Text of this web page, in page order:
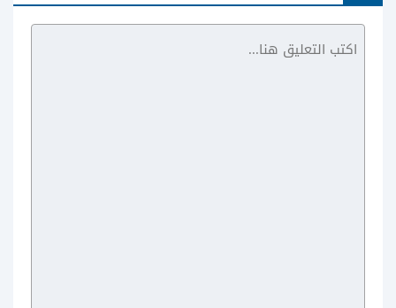
Little Nightmares